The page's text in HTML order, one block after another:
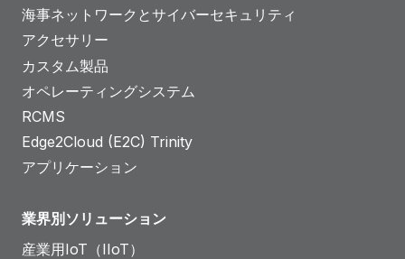
海事ネットワークとサイバーセキュリティ
アクセサリー
カスタム製品
オペレーティングシステム
RCMS
Edge2Cloud (E2C) Trinity
アプリケーション
業界別ソリューション
産業用IoT（IIoT）